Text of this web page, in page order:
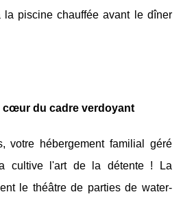
la piscine chauffée avant le dîner
cœur du cadre verdoyant
votre hébergement familial géré
cultive l'art de la détente ! La
le théâtre de parties de water-